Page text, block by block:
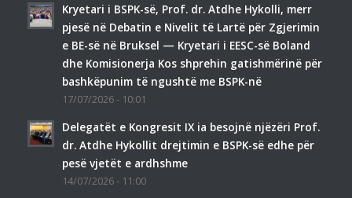
Kryetari i BSPK-së, Prof. dr. Atdhe Hykolli, merr
pjesë në Debatin e Nivelit të Lartë për Zgjerimin
e BE-së në Bruksel — Kryetari i EESC-së Boland
dhe Komisionerja Kos shprehin gatishmërinë për
bashkëpunim të ngushtë me BSPK-në
17/07/2026 - 10:01
Delegatët e Kongresit IX ia besojnë njëzëri Prof.
dr. Atdhe Hykollit drejtimin e BSPK-së edhe për
pesë vjetët e ardhshme
14/07/2026 - 11:00